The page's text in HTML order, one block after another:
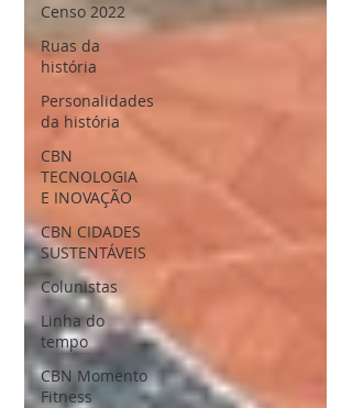
Censo 2022
Ruas da
história
Personalidades
da história
CBN
TECNOLOGIA
E INOVAÇÃO
CBN CIDADES
SUSTENTÁVEIS
Colunistas
Linha do
tempo
CBN Momento
Fitness